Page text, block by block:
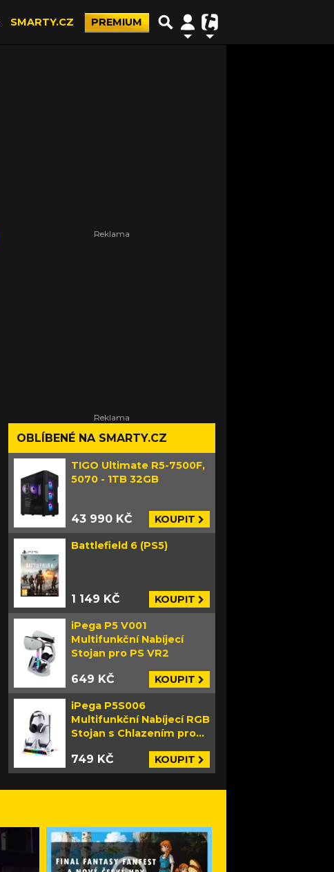
SMARTY.CZ PREMIUM
OBLÍBENÉ NA SMARTY.CZ
TIGO Ultimate R5-7500F,
5070 - 1TB 32GB
43 990 KČ KOUPIT
Battlefield 6 (PS5)
1 149 KČ KOUPIT
iPega P5 V001
Multifunkční Nabíjecí
Stojan pro PS VR2
649 KČ KOUPIT
iPega P5S006
Multifunkční Nabíjecí RGB
Stojan s Chlazením pro
749 KČ KOUPIT